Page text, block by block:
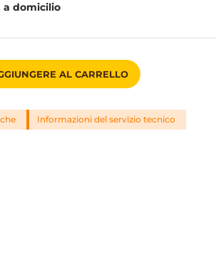
AL CARRELLO
a domicilio
Informazioni del servizio tecnico